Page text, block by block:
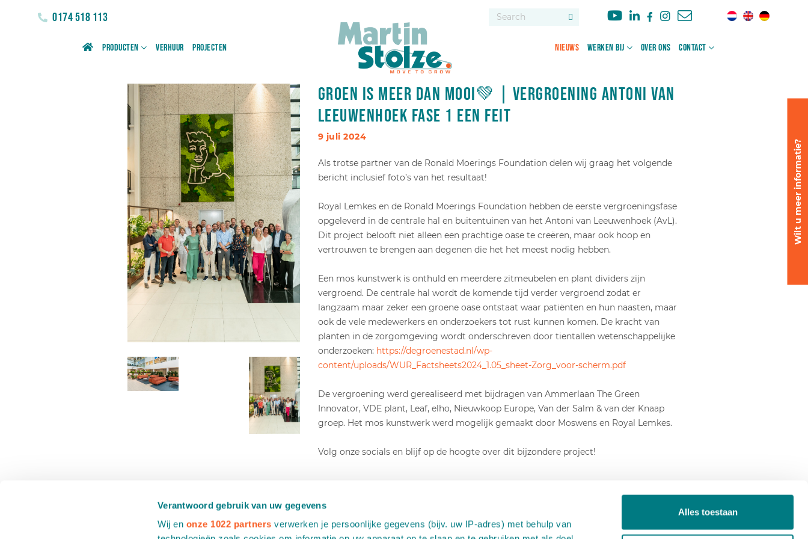
Verantwoord gebruik van uw gegevens
Wij en onze 1022 partners verwerken je persoonlijke gegevens (bijv. uw IP-adres) met behulp van
Alles toestaan
0174 518 113
Producten Verhuur Projecten Nieuws Werken bij Over ons Contact
Groen is meer dan mooi💚 | Vergroening Antoni van
Leeuwenhoek fase 1 een feit
9 juli 2024
Als trotse partner van de Ronald Moerings Foundation delen wij graag het volgende
bericht inclusief foto’s van het resultaat!
Royal Lemkes en de Ronald Moerings Foundation hebben de eerste vergroeningsfase
opgeleverd in de centrale hal en buitentuinen van het Antoni van Leeuwenhoek (AvL).
Dit project belooft niet alleen een prachtige oase te creëren, maar ook hoop en
vertrouwen te brengen aan degenen die het het meest nodig hebben.
Een mos kunstwerk is onthuld en meerdere zitmeubelen en plant dividers zijn
vergroend. De centrale hal wordt de komende tijd verder vergroend zodat er
langzaam maar zeker een groene oase ontstaat waar patiënten en hun naasten, maar
ook de vele medewerkers en onderzoekers tot rust kunnen komen. De kracht van
planten in de zorgomgeving wordt onderschreven door tientallen wetenschappelijke
onderzoeken: https://degroenestad.nl/wp-
content/uploads/WUR_Factsheets2024_1.05_sheet-Zorg_voor-scherm.pdf
De vergroening werd gerealiseerd met bijdragen van Ammerlaan The Green
Innovator, VDE plant, Leaf, elho, Nieuwkoop Europe, Van der Salm & van der Knaap
groep. Het mos kunstwerk werd mogelijk gemaakt door Moswens en Royal Lemkes.
Volg onze socials en blijf op de hoogte over dit bijzondere project!
Wilt u meer informatie?
Wilt u meer informatie? Over ons